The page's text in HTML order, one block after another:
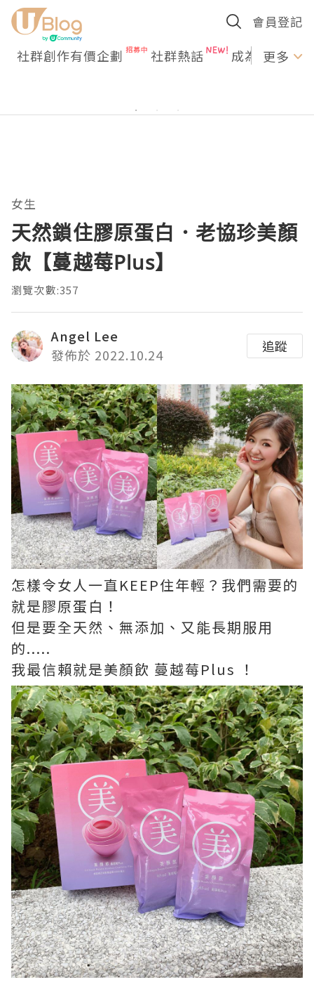
會員登記
社群創作有價企劃 社群熱話 成為U更多
女生
天然鎖住膠原蛋白．老協珍美顏
飲【蔓越莓Plus】
瀏覽次數:357
Angel Lee
發佈於 2022.10.24
追蹤
怎樣令女人一直KEEP住年輕？我們需要的
就是膠原蛋白！
但是要全天然、無添加、又能長期服用
的.....
我最信賴就是美顏飲 蔓越莓Plus ！